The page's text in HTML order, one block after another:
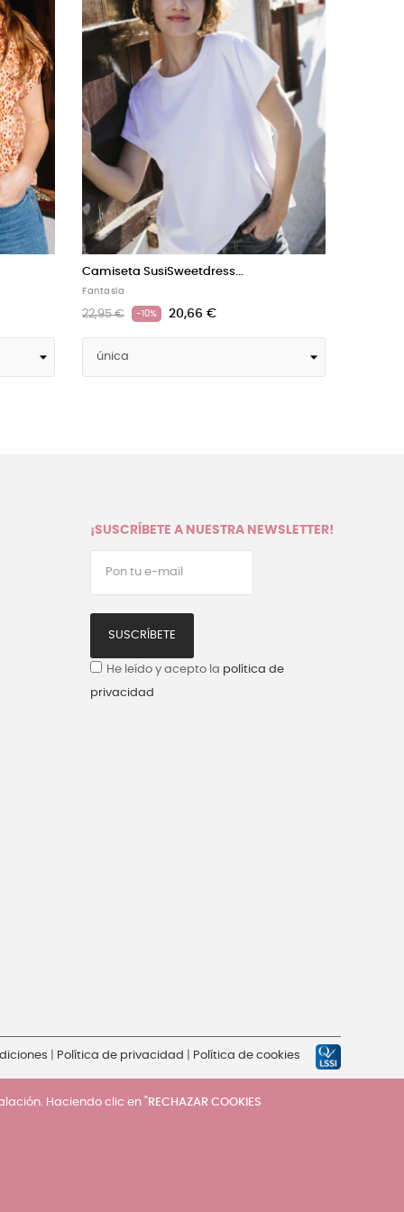
Camiseta SusiSweetdress...
Fantasía
22,95 € -10% 20,66 €
¡SUSCRÍBETE A NUESTRA NEWSLETTER!
SUSCRÍBETE
He leído y acepto la política de
privacidad
Política de privacidad Política de cookies
Haciendo clic en "RECHAZAR COOKIES